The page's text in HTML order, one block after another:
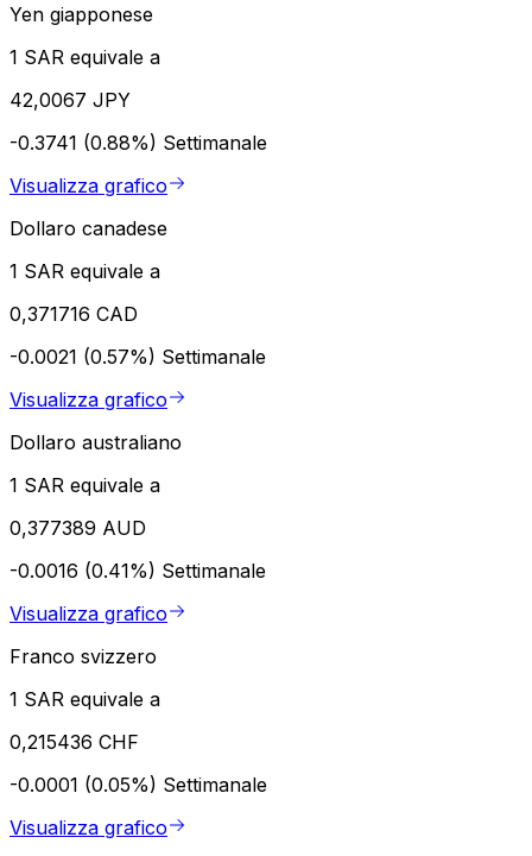
Yen giapponese
1 SAR equivale a
42,0067 JPY
-0.3741 (0.88%) Settimanale
Visualizza grafico
Dollaro canadese
1 SAR equivale a
0,371716 CAD
-0.0021 (0.57%) Settimanale
Visualizza grafico
Dollaro australiano
1 SAR equivale a
0,377389 AUD
-0.0016 (0.41%) Settimanale
Visualizza grafico
Franco svizzero
1 SAR equivale a
0,215436 CHF
-0.0001 (0.05%) Settimanale
Visualizza grafico